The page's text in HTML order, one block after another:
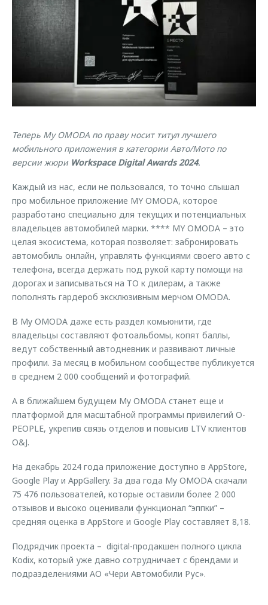
Страхование
Кредитный калькулятор
Аксессуары
Одежда и сувениры
Оригинальные аксессуары
Запчасти
Трейд-ин
Калькулятор трейд-ин
Клиентская поддержка
O&J Автоклуб
Клуб владельцев OMODA
Приложение O&J
Аксессуары
Оригинальные аксессуары
Обратная связь
Теперь My OMODA по праву носит титул лучшего
мобильного приложения в категории Авто/Мото по
версии жюри Workspace Digital Awards 2024.
Каждый из нас, если не пользовался, то точно слышал
про мобильное приложение MY OMODA, которое
разработано специально для текущих и потенциальных
владельцев автомобилей марки. **** MY OMODA – это
целая экосистема, которая позволяет: забронировать
автомобиль онлайн, управлять функциями своего авто с
телефона, всегда держать под рукой карту помощи на
дорогах и записываться на ТО к дилерам, а также
пополнять гардероб эксклюзивным мерчом OMODA.
В My OMODA даже есть раздел комьюнити, где
владельцы составляют фотоальбомы, копят баллы,
ведут собственный автодневник и развивают личные
профили. За месяц в мобильном сообществе публикуется
в среднем 2 000 сообщений и фотографий.
А в ближайшем будущем My OMODA станет еще и
платформой для масштабной программы привилегий O-
PEOPLE, укрепив связь отделов и повысив LTV клиентов
O&J.
На декабрь 2024 года приложение доступно в AppStore,
Google Play и AppGallery. За два года My OMODA скачали
75 476 пользователей, которые оставили более 2 000
отзывов и высоко оценивали функционал “эппки” –
средняя оценка в AppStore и Google Play составляет 8,18.
Подрядчик проекта – digital-продакшен полного цикла
Kodix, который уже давно сотрудничает с брендами и
подразделениями АО «Чери Автомобили Рус».